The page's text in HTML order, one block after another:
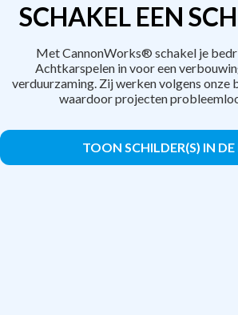
SCHAKEL EEN
Met CannonWorks® schakel je
Achtkarspelen in voor een
verduurzaming. Zij werken volgens onze
waardoor projecten
TOON SCHILDER(S) IN DE